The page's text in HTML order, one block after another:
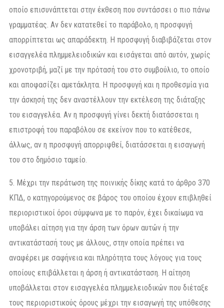
οποίο επισυνάπτεται στην έκθεση που συντάσσει ο πιο πάνω
γραμματέας. Αν δεν κατατεθεί το παράβολο, η προσφυγή
απορρίπτεται ως απαράδεκτη. Η προσφυγή διαβιβάζεται στον
εισαγγελέα πλημμελειοδικών και εισάγεται από αυτόν, χωρίς
χρονοτριβή, μαζί με την πρότασή του στο συμβούλιο, το οποίο
και αποφασίζει αμετάκλητα. Η προσφυγή και η προθεσμία για
την άσκησή της δεν αναστέλλουν την εκτέλεση της διάταξης
του εισαγγελέα. Αν η προσφυγή γίνει δεκτή διατάσσεται η
επιστροφή του παραβόλου σε εκείνον που το κατέθεσε,
άλλως, αν η προσφυγή απορριφθεί, διατάσσεται η εισαγωγή
του στο δημόσιο ταμείο.
5. Μέχρι την περάτωση της ποινικής δίκης κατά το άρθρο 370
ΚΠΔ, ο κατηγορούμενος σε βάρος του οποίου έχουν επιβληθεί
περιοριστικοί όροι σύμφωνα με το παρόν, έχει δικαίωμα να
υποβάλει αίτηση για την άρση των όρων αυτών ή την
αντικατάστασή τους με άλλους, στην οποία πρέπει να
αναφέρει με σαφήνεια και πληρότητα τους λόγους για τους
οποίους επιβάλλεται η άρση ή αντικατάσταση. Η αίτηση
υποβάλλεται στον εισαγγελέα πλημμελειοδικών που διέταξε
τους περιοριστικούς όρους μέχρι την εισαγωγή της υπόθεσης